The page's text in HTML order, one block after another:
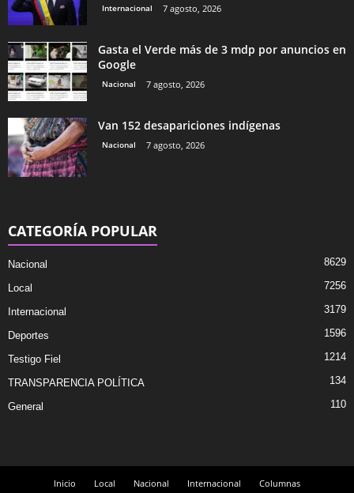
Internacional 7 agosto, 2026
Gasta el Verde más de 3 mdp por anuncios en
Google
Nacional 7 agosto, 2026
Van 152 desapariciones indígenas
Nacional 7 agosto, 2026
CATEGORÍA POPULAR
Nacional 8629
Local 7256
Internacional 3179
Deportes 1596
Testigo Fiel 1214
TRANSPARENCIA POLÍTICA 134
General 110
Inicio Local Nacional Internacional Columnas